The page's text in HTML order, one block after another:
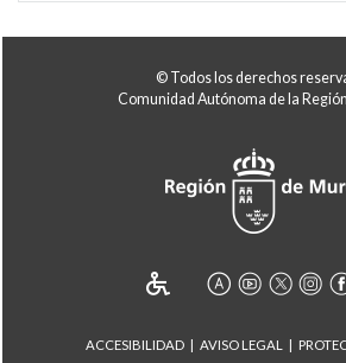
© Todos los derechos
Comunidad Autónoma de la
ACCESIBILIDAD AVISO LEGAL